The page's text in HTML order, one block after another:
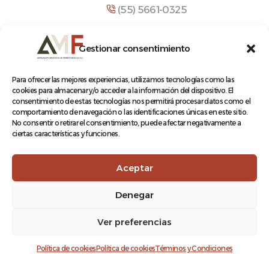
Gestionar consentimiento
Para ofrecer las mejores experiencias, utilizamos tecnologías como las
cookies para almacenar y/o acceder a la información del dispositivo. El
consentimiento de estas tecnologías nos permitirá procesar datos como el
comportamiento de navegación o las identificaciones únicas en este sitio.
No consentir o retirar el consentimiento, puede afectar negativamente a
ciertas características y funciones.
Aceptar
Denegar
Ver preferencias
Política de cookiesPolítica de cookiesTérminos y Condiciones
(55) 5661-0325
Manuel María Contreras 133, Cuauhtémoc,
Terminos y condiciones
Log In